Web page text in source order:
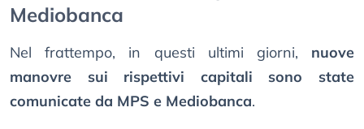
Mediobanca
Nel frattempo, in questi ultimi giorni, nuove
manovre sui rispettivi capitali sono state
comunicate da MPS e Mediobanca.